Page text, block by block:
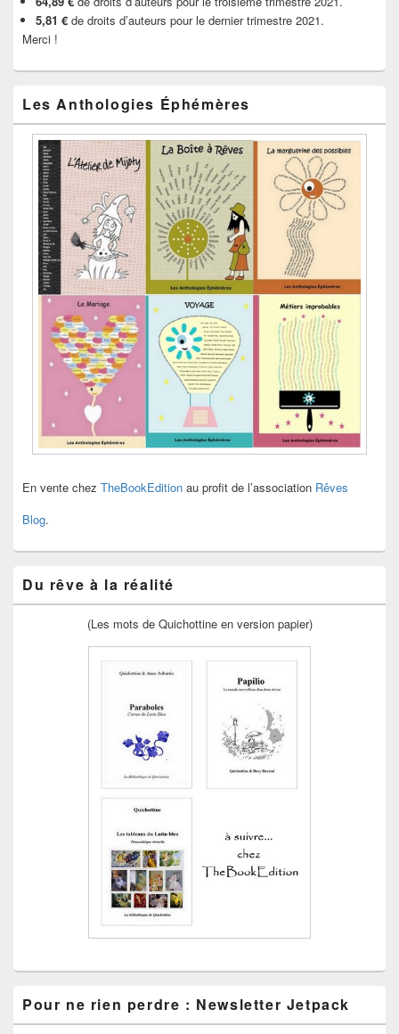
5,81 € de droits d’auteurs pour le dernier trimestre 2021.
Merci !
Les Anthologies Éphémères
En vente chez TheBookEdition au profit de l’association Rêves
Blog.
Du rêve à la réalité
(Les mots de Quichottine en version papier)
Pour ne rien perdre : Newsletter Jetpack